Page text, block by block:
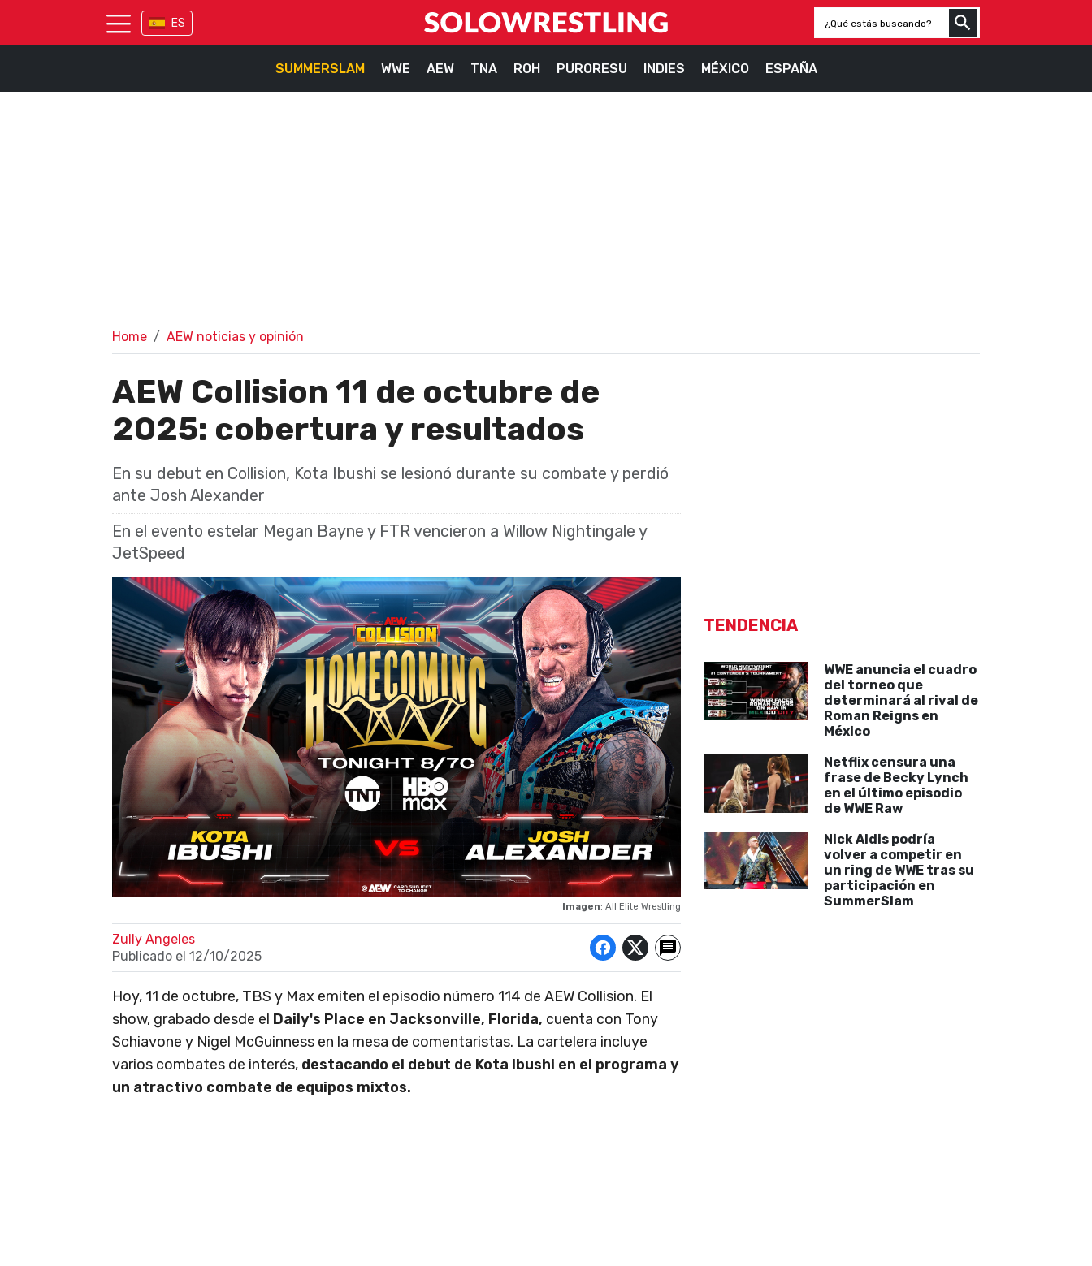
ES
SUMMERSLAM WWE AEW TNA ROH PURORESU INDIES MÉXICO ESPAÑA
Home AEW noticias y opinión
AEW Collision 11 de octubre de
2025: cobertura y resultados
En su debut en Collision, Kota Ibushi se lesionó durante su combate y perdió
ante Josh Alexander
En el evento estelar Megan Bayne y FTR vencieron a Willow Nightingale y
JetSpeed
Imagen: All Elite Wrestling
Zully Angeles
Publicado el 12/10/2025
Hoy, 11 de octubre, TBS y Max emiten el episodio número 114 de AEW Collision. El
show, grabado desde el Daily's Place en Jacksonville, Florida, cuenta con Tony
Schiavone y Nigel McGuinness en la mesa de comentaristas. La cartelera incluye
varios combates de interés, destacando el debut de Kota Ibushi en el programa y
un atractivo combate de equipos mixtos.
TENDENCIA
WWE anuncia el cuadro
del torneo que
determinará al rival de
Roman Reigns en
México
Netflix censura una
frase de Becky Lynch
en el último episodio
de WWE Raw
Nick Aldis podría
volver a competir en
un ring de WWE tras su
participación en
SummerSlam